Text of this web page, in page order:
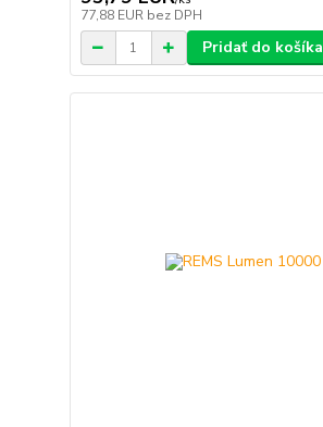
77,88 EUR bez DPH
Pridať do košíka